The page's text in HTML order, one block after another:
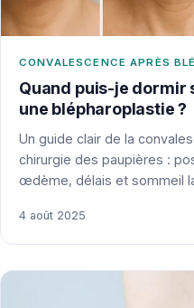
CONVALESCENCE APRÈS
Quand puis-je dormir
une blépharoplastie ?
Un guide clair de la
chirurgie des paupières :
œdème, délais et sommeil
4 août 2025